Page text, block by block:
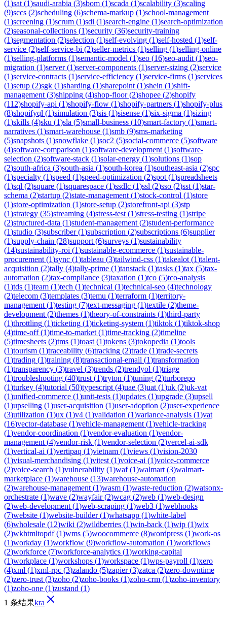
(1)sat (1)saudi-arabia (3)sbom (1)scada (1)scalability (3)scaling
(9)sccs (2)scheduling (6)schema-markup (1)school-management
(1)screening (1)scrum (1)sdi (1)search-engine (1)search-optimization
(2)seasonal-collections (1)security (36)security-training
(1)segmentation (2)selection (1)self-evolving (1)self-hosted (1)self-
service (2)self-service-bi (2)seller-metrics (1)selling (1)selling-online
(1)selling-platforms (1)semantic-model (1)seo (16)seo-audit (1)seo-
migration (1)server(1)server-components (1)server-sizing (2)service
(1)service-contracts (1)service-efficiency (1)service-firms (1)services
(1)setup (2)sgk (1)sharding (1)sharepoint (1)shein (1)shift-
management (3)shipping (4)shop-floor(2)shopee (2)shopify
(112)shopify-api (1)shopify-flow (1)shopify-partners (1)shopify-plus
(8)shopifyql (1)simulation (3)sis (1)sisense (1)six-sigma (1)sizing
(1)skills (4)sku (1)sla (5)small-business (10)smart-factory (1)smart-
narratives (1)smart-warehouse (1)smb (9)sms-marketing
(5)snapshots (1)snowflake (1)soc2 (5)social-commerce (5)software
(4)software-comparison (1)software-development (1)software-
selection (2)software-stack (1)solar-energy (1)solutions (1)sop
(2)south-africa (3)south-asia (1)south-korea (1)southeast-asia (2)spc
(1)specialty (1)speed (1)speed-optimization (2)spot (1)spreadsheets
(1)sql (2)square (1)squarespace (1)ssdlc (1)ssl (2)sso (2)sst (1)star-
schema (2)startup (2)state-management (1)stock-control (1)store
(1)store-optimization (1)store-setup (2)storefront-api (3)stp
(1)strategy (35)streaming (4)stress-test (1)stress-testing (1)stripe
(2)structured-data (1)student-management (2)student-performance
(1)studio (3)subscriber(1)subscription (2)subscriptions (6)supplier
(1)supply-chain (28)support (6)surveys (1)sustainability
(14)sustainability-roi (1)sustainable-ecommerce (1)sustainable-
procurement (1)sync (1)tableau (3)tailwind-css (1)takealot (1)talent-
acquisition (2)tally (4)tally-prime (1)tanstack (1)tasks (1)tax (5)tax-
automation (2)tax-compliance (3)taxation (1)tco (5)tco-analysis
(1)tds (1)team (1)tech (1)technical (1)technical-seo (4)technology
(2)telecom (3)templates (3)temu (1)terraform (1)territory-
management (1)testing (7)text-messaging (1)textile (2)theme-
development (2)themes (1)theory-of-constraints (1)third-party
(1)throttling (1)ticketing (1)ticketing-system (1)tiktok (1)tiktok-shop
(4)time-off(1)time-to-market (1)time-tracking (2)timeline
(5)timesheets (2)tms (1)toast (1)tokens (3)tokopedia (1)tools
(1)tourism (1)traceability (6)tracking (2)trade (1)trade-secrets
(1)trading (1)training (8)transactional-email (1)transformation
(1)transparency (3)travel (3)trends (2)trendyol (1)triage
(1)troubleshooting (40)trust (1)tryton (1)tuning (2)turborepo
(1)turkey (4)tutorial (50)typescript (4)uae (3)uat (1)uk (2)uk-vat
(1)unified-commerce (1)unit-tests (1)updates (1)upgrade (3)upsell
(1)upselling (1)user-acquisition (1)user-adoption (2)user-experience
(3)utilization (1)ux (1)v4 (1)validation (1)variance-analysis (1)vat
(16)vector-database (1)vehicle-management (1)vehicle-tracking
(1)vendor-coordination (1)vendor-evaluation (1)vendor-
management (4)vendor-risk (1)vendor-selection (2)vercel-ai-sdk
(1)vertical-ai (1)vertipaq (1)vietnam (1)views (1)vision-2030
(1)visual-merchandising (1)vitest (1)voice-ai (1)voice-commerce
(2)voice-search (1)vulnerability (1)waf(1)walmart (3)walmart-
marketplace (1)warehouse (13)warehouse-automation
(2)warehouse-management (1)wasm (1)waste-reduction (2)watsonx-
orchestrate (1)wave (2)wayfair(2)wcag (2)web (1)web-design
(2)web-development (1)web-scraping (1)web3 (1)webhooks
(7)website (1)website-builder(1)whatsapp (1)white-label
(6)wholesale (12)wiki (2)wildberries (1)win-back (1)wip (1)wix
(2)wkhtmltopdf(1)wms (5)woocommerce (8)wordpress (1)work-os
(1)workday (1)workflow (9)workflow-automation (1)workflows
(2)workforce (7)workforce-analytics (1)working-capital
(1)workplace (1)workshops (1)workspace (1)wps-payroll (1)xero
(4)xml (1)xml-rpc (3)zalando (5)zapier(3)zatca (2)zero-downtime
(2)zero-trust (3)zoho (2)zoho-books (1)zoho-crm (1)zoho-inventory
(1)zoho-one (1)zustand (1)
1 条结果kra